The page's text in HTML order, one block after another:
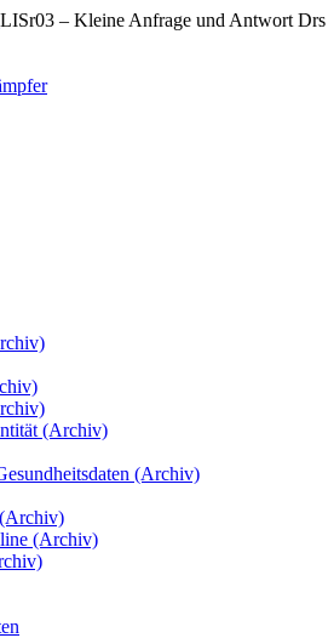
LISr03 – Kleine Anfrage und Antwort
(Archiv)
(Archiv)
(Archiv)